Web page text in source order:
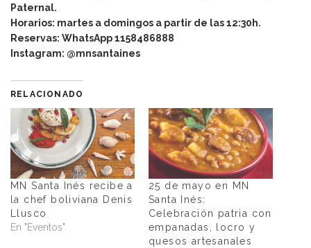
Paternal.
Horarios: martes a domingos a partir de las 12:30h.
Reservas: WhatsApp 1158486888
Instagram: @mnsantaines
RELACIONADO
MN Santa Inés recibe a
la chef boliviana Denis
Llusco
En "Eventos"
25 de mayo en MN
Santa Inés:
Celebración patria con
empanadas, locro y
quesos artesanales